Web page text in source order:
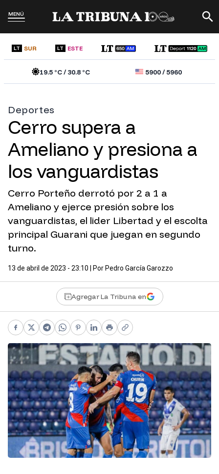
MENÚ
LT SUR LT ESTE
19.5°C /30.8°C 5900/5960
Deportes
Cerro supera a
Ameliano y presiona a
los vanguardistas
Cerro Porteño derrotó por 2 a 1 a
Ameliano y ejerce presión sobre los
vanguardistas, el lider Libertad y el escolta
principal Guarani que juegan en segundo
turno.
13 de abril de 2023 - 23:10 | Por Pedro García Garozzo
Agregar La Tribuna en
Facebook
X Telegram
WhatsApp
Pinterest
LinkedIn
PrintCopy link